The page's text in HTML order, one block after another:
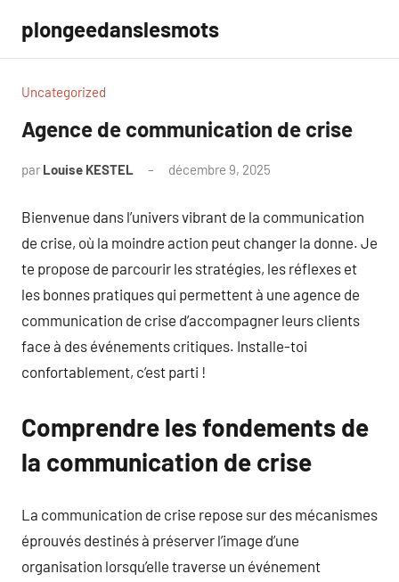
contenu
plongeedanslesmots
Uncategorized
Agence de communication de crise
par Louise KESTEL décembre 9, 2025
Bienvenue dans l’univers vibrant de la communication
de crise, où la moindre action peut changer la donne. Je
te propose de parcourir les stratégies, les réflexes et
les bonnes pratiques qui permettent à une agence de
communication de crise d’accompagner leurs clients
face à des événements critiques. Installe-toi
confortablement, c’est parti !
Comprendre les fondements de
la communication de crise
La communication de crise repose sur des mécanismes
éprouvés destinés à préserver l’image d’une
organisation lorsqu’elle traverse un événement